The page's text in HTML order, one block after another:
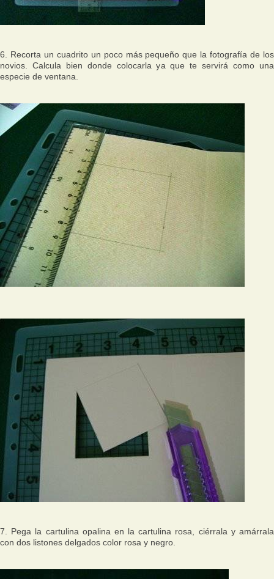
6. Recorta un cuadrito un poco más pequeño que la fotografía de los
novios. Calcula bien donde colocarla ya que te servirá como una
especie de ventana.
7. Pega la cartulina opalina en la cartulina rosa, ciérrala y amárrala
con dos listones delgados color rosa y negro.